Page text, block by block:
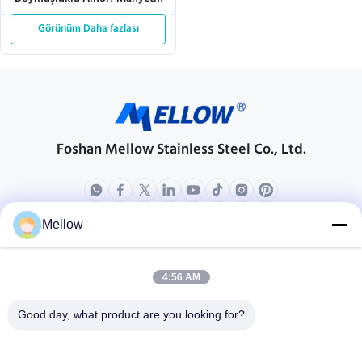
Çekirdek Yüksek Dolu
Magnetik Endüksiyon Düşük
Manyetik Kayıp ve İyi Frekans
Performansı
Görünüm Daha fazlası
Foshan Mellow Stainless Steel Co., Ltd.
Ürünler
Şirket Profili
Kalite Kontrolü
Mellow
4:56 AM
Good day, what product are you looking for?